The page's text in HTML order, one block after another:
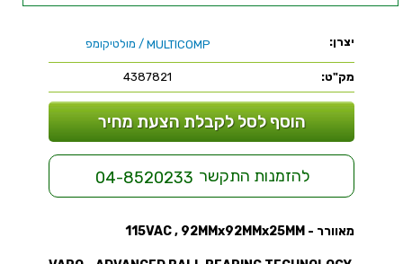
יצרן: MULTICOMP / מולטיקומפ
מק"ט: 4387821
הוסף לסל לקבלת הצעת מחיר
להזמנות התקשר 04-8520233
מאוורר - 115VAC , 92MMx92MMx25MM